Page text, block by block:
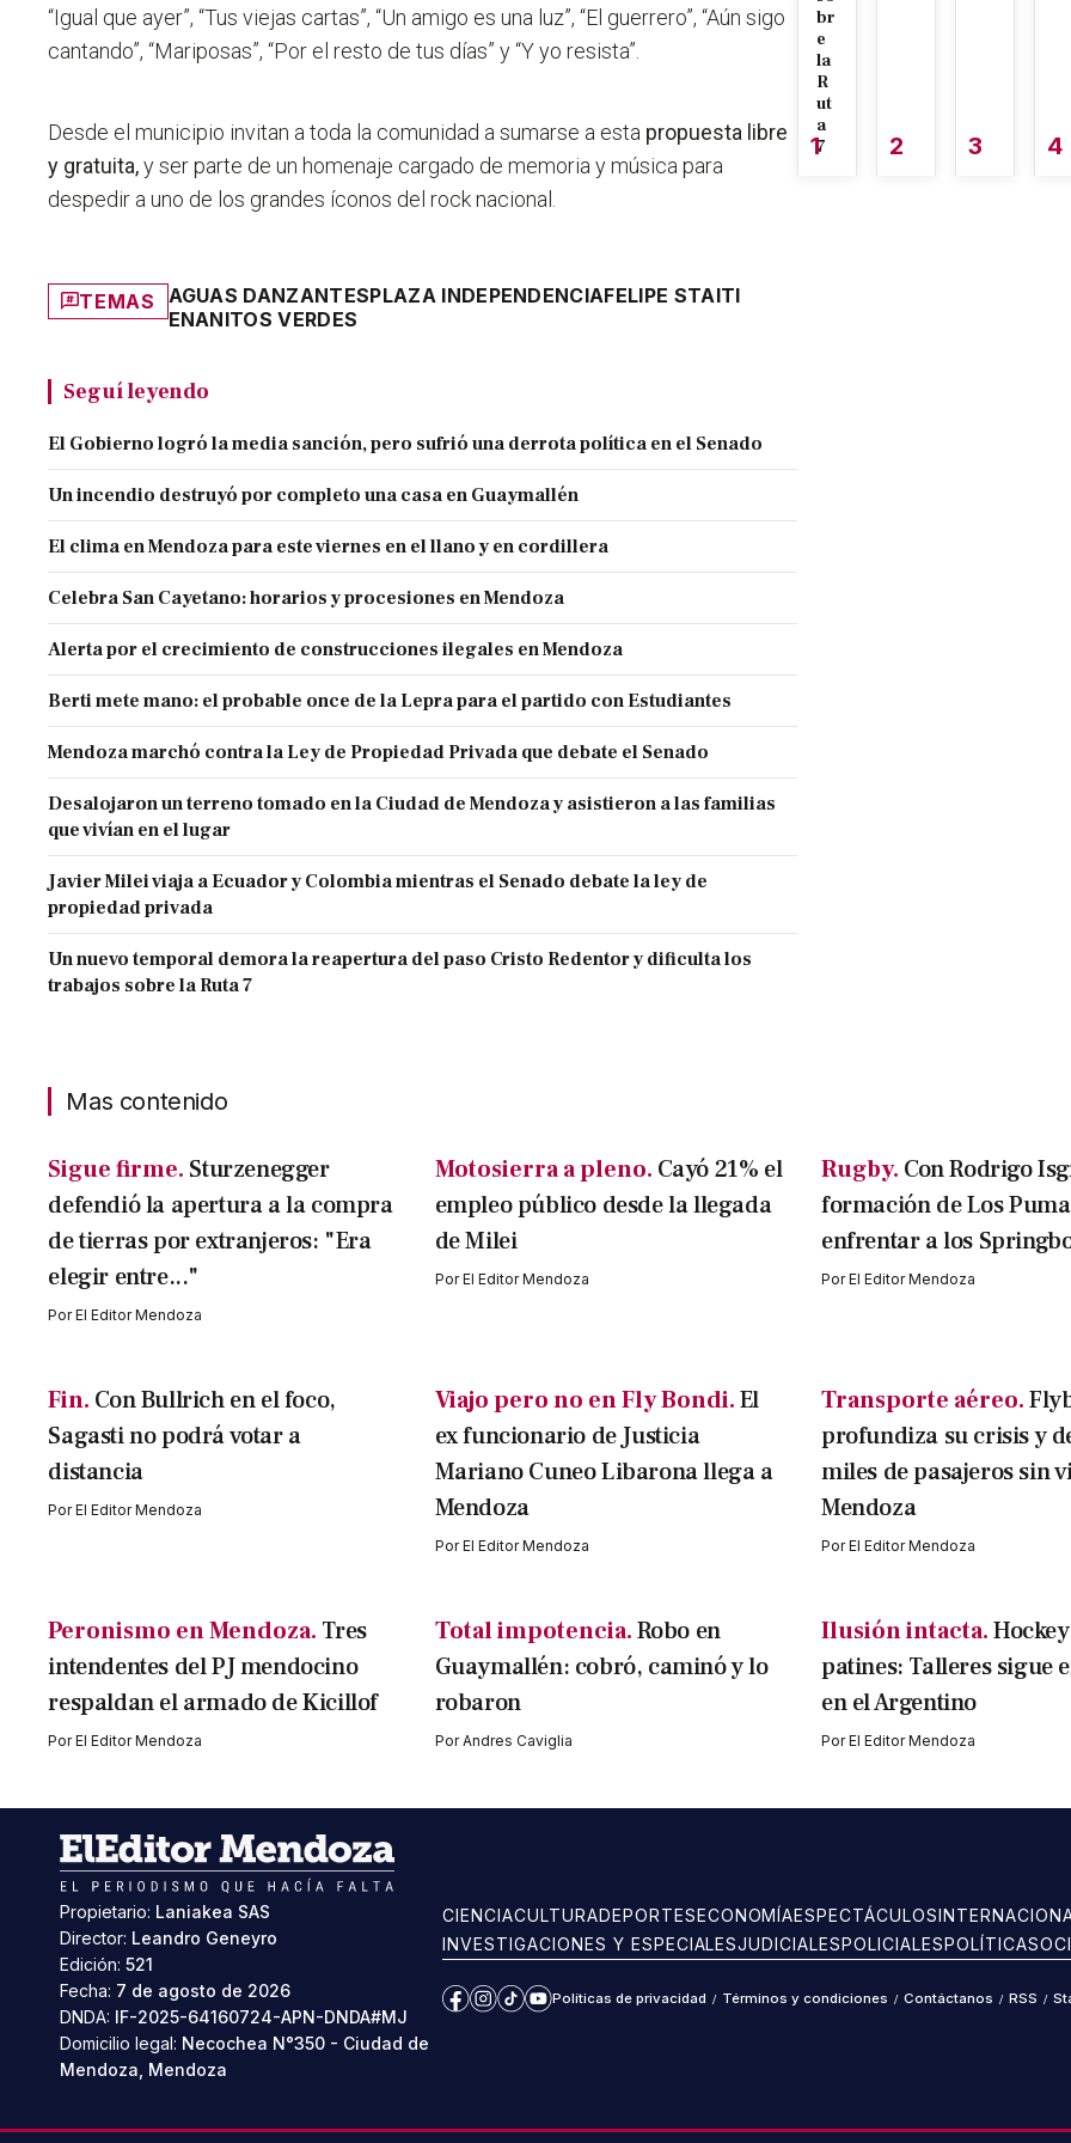
“Igual que ayer”, “Tus viejas cartas”, “Un amigo es una luz”, “El guerrero”, “Aún sigo
cantando”, “Mariposas”, “Por el resto de tus días” y “Y yo resista”.
Desde el municipio invitan a toda la comunidad a sumarse a esta propuesta libre
y gratuita,y ser parte de un homenaje cargado de memoria y música para
despedir a uno de los grandes íconos del rock nacional.
TEMAS AGUAS DANZANTESPLAZA INDEPENDENCIAFELIPE STAITI
ENANITOS VERDES
Seguí leyendo
El Gobierno logró la media sanción, pero sufrió una derrota política en el Senado
Un incendio destruyó por completo una casa en Guaymallén
El clima en Mendoza para este viernes en el llano y en cordillera
Celebra San Cayetano: horarios y procesiones en Mendoza
Alerta por el crecimiento de construcciones ilegales en Mendoza
Berti mete mano: el probable once de la Lepra para el partido con Estudiantes
Mendoza marchó contra la Ley de Propiedad Privada que debate el Senado
Desalojaron un terreno tomado en la Ciudad de Mendoza y asistieron a las familias
que vivían en el lugar
Javier Milei viaja a Ecuador y Colombia mientras el Senado debate la ley de
propiedad privada
Un nuevo temporal demora la reapertura del paso Cristo Redentor y dificulta los
trabajos sobre la Ruta 7
br
e
la
R
ut
a
7
1 2 3 4
Mas contenido
Sigue firme. Sturzenegger
defendió la apertura a la compra
de tierras por extranjeros: "Era
elegir entre..."
PorEl Editor Mendoza
Motosierra a pleno. Cayó 21% el
empleo público desde la llegada
de Milei
PorEl Editor Mendoza
Rugby. Con Rodrigo
formación de Los
enfrentar a los
PorEl Editor Mendoza
Fin. Con Bullrich en el foco,
Sagasti no podrá votar a
distancia
PorEl Editor Mendoza
Viajo pero no en Fly Bondi.El
ex funcionario de Justicia
Mariano Cuneo Libarona llega a
Mendoza
PorEl Editor Mendoza
Transporte aéreo.
profundiza su crisis y
miles de pasajeros sin
Mendoza
PorEl Editor Mendoza
Peronismo en Mendoza. Tres
intendentes del PJ mendocino
respaldan el armado de Kicillof
PorEl Editor Mendoza
Total impotencia.Robo en
Guaymallén: cobró, caminó y lo
robaron
PorAndres Caviglia
Ilusión intacta.
patines: Talleres sigue
en el Argentino
PorEl Editor Mendoza
Propietario: Laniakea SAS
Director: Leandro Geneyro
Edición: 521
Fecha: 7 de agosto de 2026
DNDA: IF-2025-64160724-APN-DNDA#MJ
Domicilio legal: Necochea N°350 - Ciudad de
Mendoza, Mendoza
CIENCIACULTURADEPORTES ECONOMÍAESPECTÁCULOS
INVESTIGACIONES Y ESPECIALESJUDICIALES POLICIALES POLÍTICA
Facebook
Instagram
TikTokYouTube
Políticas de privacidad / Términos y condiciones / Contáctanos / RSS /